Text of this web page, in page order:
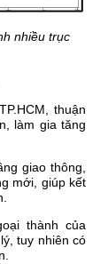
nhiều trục
thuận
làm gia tăng
giao thông,
mới, giúp kết
thành của
tuy nhiên có